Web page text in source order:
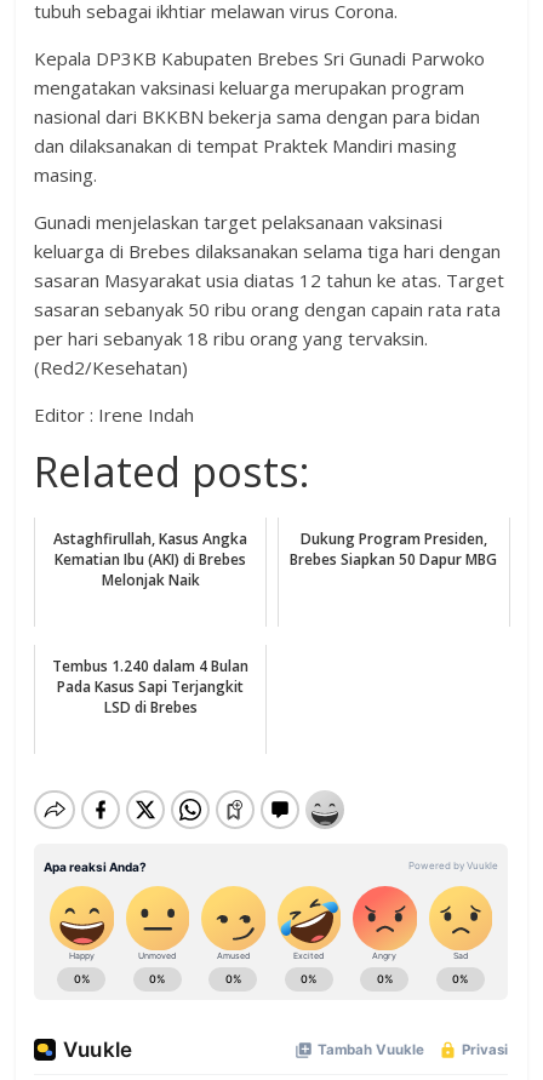
tubuh sebagai ikhtiar melawan virus Corona.
Kepala DP3KB Kabupaten Brebes Sri Gunadi Parwoko
mengatakan vaksinasi keluarga merupakan program
nasional dari BKKBN bekerja sama dengan para bidan
dan dilaksanakan di tempat Praktek Mandiri masing
masing.
Gunadi menjelaskan target pelaksanaan vaksinasi
keluarga di Brebes dilaksanakan selama tiga hari dengan
sasaran Masyarakat usia diatas 12 tahun ke atas. Target
sasaran sebanyak 50 ribu orang dengan capain rata rata
per hari sebanyak 18 ribu orang yang tervaksin.
(Red2/Kesehatan)
Editor : Irene Indah
Related posts:
Astaghfirullah, Kasus Angka
Kematian Ibu (AKI) di Brebes
Melonjak Naik
Dukung Program Presiden,
Brebes Siapkan 50 Dapur MBG
Tembus 1.240 dalam 4 Bulan
Pada Kasus Sapi Terjangkit
LSD di Brebes